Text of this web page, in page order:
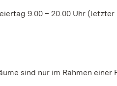
9.00 – 20.00 Uhr (letzter
sind nur im Rahmen